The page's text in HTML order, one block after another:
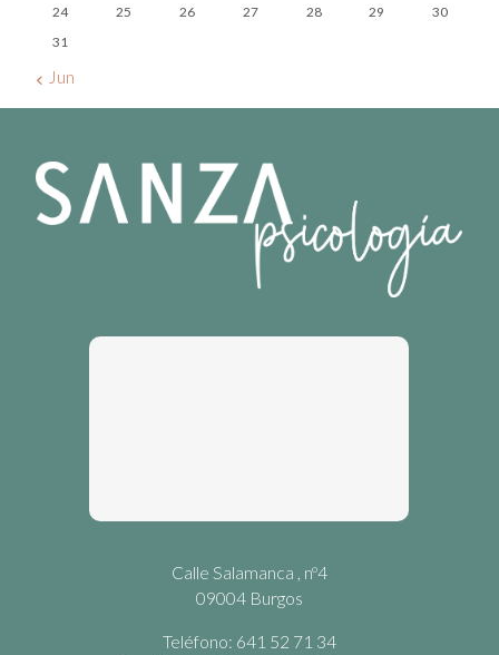
24
25 26 27 28 29
30
31
« Jun
Calle Salamanca , nº4
09004 Burgos
Teléfono: 641 52 71 34